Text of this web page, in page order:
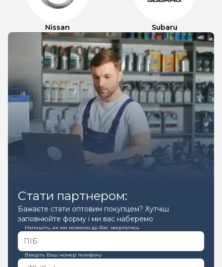
Nissan Subaru
Стати партнером:
Бажаєте стати оптовим покупцем? Хутчіш
заповнюйте форму і ми вас наберемо
Напишіть, як ми можемо до Вас звертатись
Введіть Ваш номер телефону